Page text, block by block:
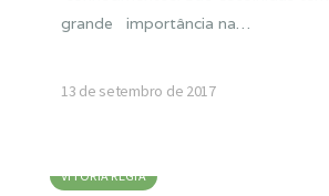
grande importância na…
13 de setembro de 2017
VITORIA RÉGIA